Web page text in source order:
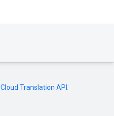
Cloud Translation API